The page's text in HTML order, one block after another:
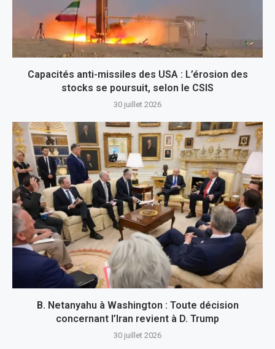
Capacités anti-missiles des USA : L’érosion des
stocks se poursuit, selon le CSIS
30 juillet 2026
B. Netanyahu à Washington : Toute décision
concernant l’Iran revient à D. Trump
30 juillet 2026